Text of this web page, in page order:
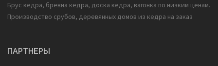
Брус кедра, бревна кедра, доска кедра, вагонка по низким ценам.
Производство срубов, деревянных домов из кедра на заказ
ПАРТНЕРЫ